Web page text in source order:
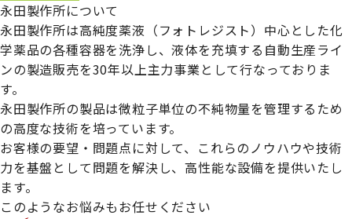
永田製作所について
永田製作所は高純度薬液（フォトレジスト）中心とした化
学薬品の各種容器を洗浄し、液体を充填する自動生産ライ
ンの製造販売を30年以上主力事業として行なっておりま
す。
永田製作所の製品は微粒子単位の不純物量を管理するため
の高度な技術を培っています。
お客様の要望・問題点に対して、これらのノウハウや技術
力を基盤として問題を解決し、高性能な設備を提供いたし
ます。
このようなお悩みもお任せください